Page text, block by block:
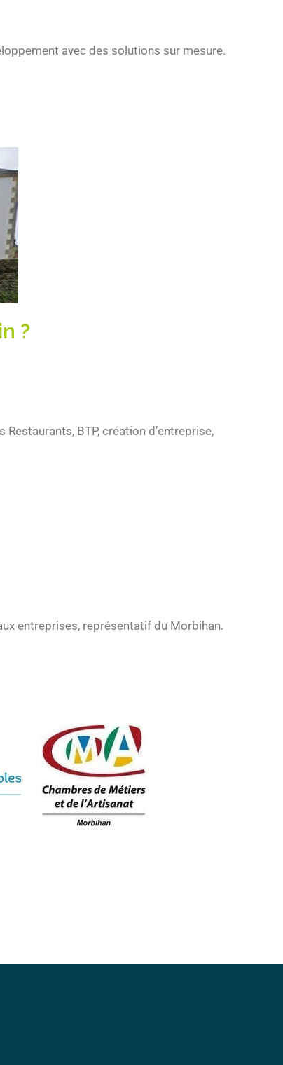
avec des solutions sur mesure.
?
BTP, création d’entreprise,
entreprises, représentatif du Morbihan.